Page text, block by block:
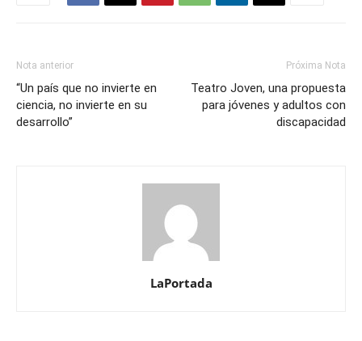
Nota anterior
“Un país que no invierte en
ciencia, no invierte en su
desarrollo”
Próxima Nota
Teatro Joven, una propuesta
para jóvenes y adultos con
discapacidad
LaPortada